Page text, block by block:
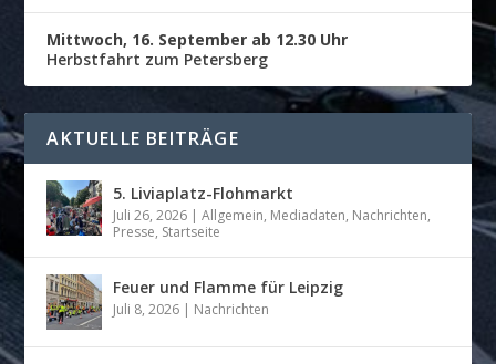
Mittwoch, 16. September ab 12.30 Uhr
Herbstfahrt zum Petersberg
AKTUELLE BEITRÄGE
5. Liviaplatz-Flohmarkt
Juli 26, 2026 |Allgemein, Mediadaten, Nachrichten,
Presse, Startseite
Feuer und Flamme für Leipzig
Juli 8, 2026 | Nachrichten